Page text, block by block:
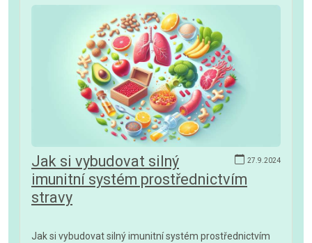
27.9.2024
Jak si vybudovat silný
imunitní systém prostřednictvím
stravy
Jak si vybudovat silný imunitní systém prostřednictvím